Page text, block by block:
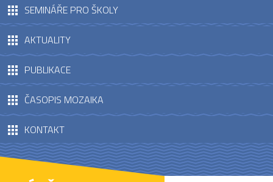
SEMINÁŘE PRO ŠKOLY
AKTUALITY
PUBLIKACE
ČASOPIS MOZAIKA
KONTAKT